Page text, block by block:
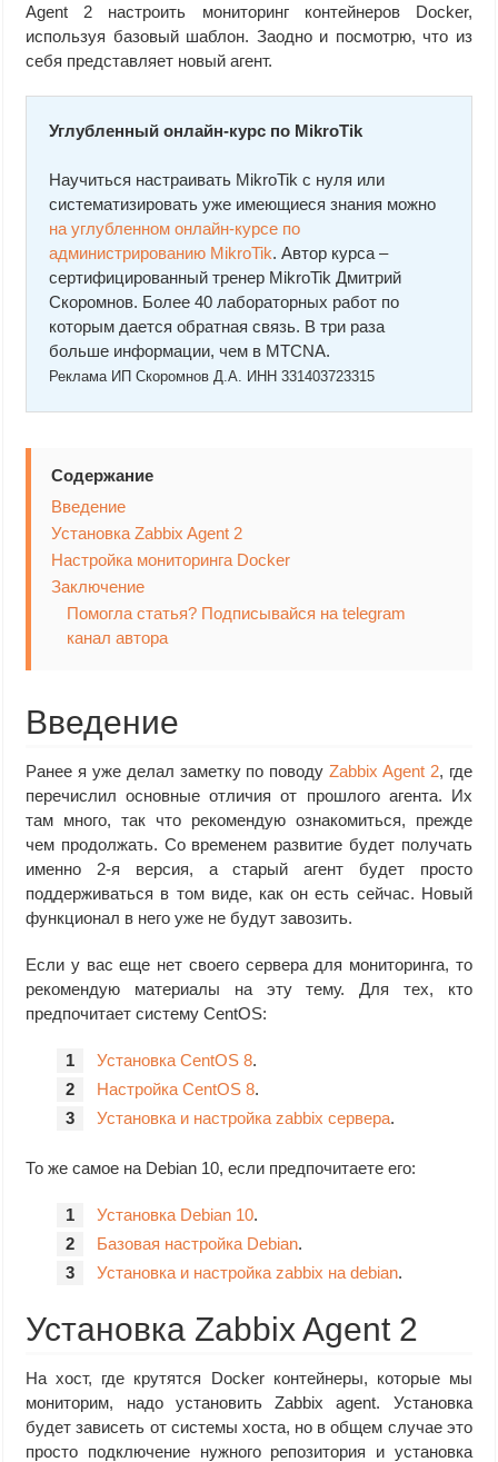
Agent 2 настроить мониторинг контейнеров Docker,
используя базовый шаблон. Заодно и посмотрю, что из
себя представляет новый агент.
Углубленный онлайн-курс по MikroTik
Научиться настраивать MikroTik с нуля или
систематизировать уже имеющиеся знания можно
на углубленном онлайн-курcе по
администрированию MikroTik. Автор курcа –
сертифицированный тренер MikroTik Дмитрий
Скоромнов. Более 40 лабораторных работ по
которым дается обратная связь. В три раза
больше информации, чем в MTCNA.
Реклама ИП Скоромнов Д.А. ИНН 331403723315
Содержание
Введение
Установка Zabbix Agent 2
Настройка мониторинга Docker
Заключение
Помогла статья? Подписывайся на telegram
канал автора
Введение
Ранее я уже делал заметку по поводуZabbix Agent 2, где
перечислил основные отличия от прошлого агента. Их
там много, так что рекомендую ознакомиться, прежде
чем продолжать. Со временем развитие будет получать
именно 2-я версия, а старый агент будет просто
поддерживаться в том виде, как он есть сейчас. Новый
функционал в него уже не будут завозить.
Если у вас еще нет своего сервера для мониторинга, то
рекомендую материалы на эту тему. Для тех, кто
предпочитает систему CentOS:
Установка CentOS 8.
Настройка CentOS 8.
Установка и настройка zabbix сервера.
То же самое на Debian 10, если предпочитаете его:
Установка Debian 10.
Базовая настройка Debian.
Установка и настройка zabbix на debian.
Установка Zabbix Agent 2
На хост, где крутятся Docker контейнеры, которые мы
мониторим, надо установить Zabbix agent. Установка
будет зависеть от системы хоста, но в общем случае это
просто подключение нужного репозитория и установка